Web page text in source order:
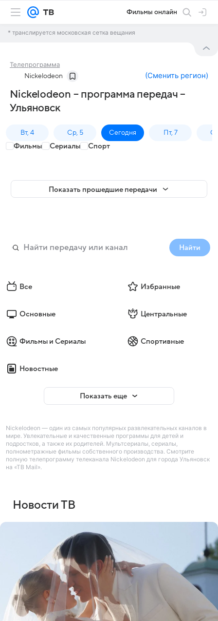
Фильмы онлайн
* транслируется московская сетка вещания
Телепрограмма
Nickelodeon (Сменить регион)
Nickelodeon – программа передач –
Ульяновск
Вт, 4 Ср, 5 Сегодня Пт, 7
Фильмы Сериалы Спорт
Показать прошедшие передачи
Найти
Все Избранные
Основные Центральные
Фильмы и Сериалы Спортивные
Новостные
Показать еще
Nickelodeon — один из самых популярных развлекательных каналов в
мире. Увлекательные и качественные программы для детей и
подростков, а также их родителей. Мультсериалы, сериалы,
полнометражные фильмы собственного производства. Смотрите
полную телепрограмму телеканала Nickelodeon для города Ульяновск
на «ТВ Mail».
Новости ТВ